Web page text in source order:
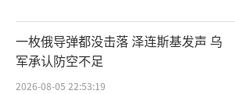
一枚俄导弹都没击落 泽连斯基发声 乌
军承认防空不足
2026-08-05 22:53:19